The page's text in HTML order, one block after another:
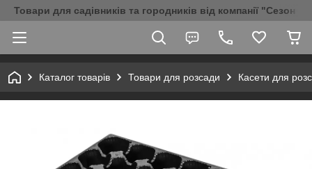
Товари для садівників та городників від компанії "Сезон
Каталог товарів Товари для розсади Касети для